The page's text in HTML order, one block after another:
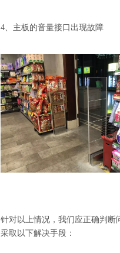
4、主板的音量接口出现故障
针对以上情况，我们应正确判断
采取以下解决手段：